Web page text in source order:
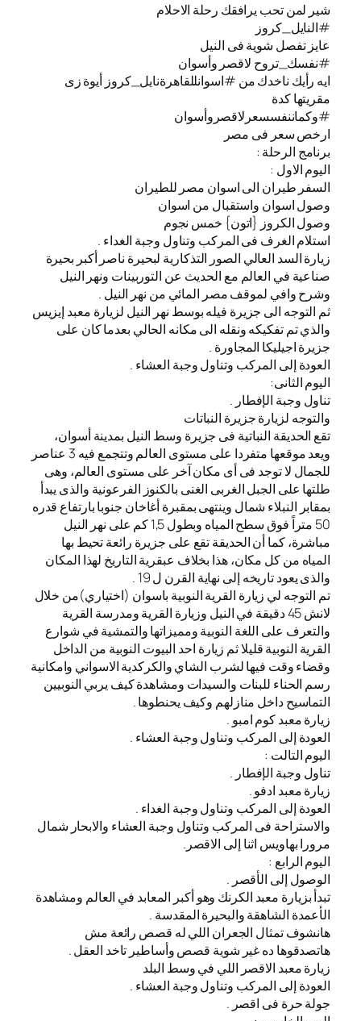
شير لمن تحب يرافقك رحلة الاحلام
#النايل_كروز
عايز تفصل شوية فى النيل
#نفسك_تروح لاقصر وأسوان
ايه رأيك ناخدك من #اسوانللقاهرةنايل_كروز أيوة زى
مقريتها كدة
#وكماننفسسعرلاقصروأسوان
ارخص سعر فى مصر
برنامج الرحلة :
اليوم الاول :
السفر طيران الى اسوان مصر للطيران
️وصول اسوان واستقبال من اسوان
️وصول الكروز {اتون} خمس نجوم
استلام الغرف فى المركب وتناول وجبة الغداء .
زيارة السد العالي الصور التذكارية لبحيرة ناصر أكبر بحيرة
صناعية في العالم مع الحديث عن التوربينات ونهر النيل
وشرح وافي لموقف مصر المائي من نهر النيل .
ثم التوجه الى جزيرة فيله بوسط نهر النيل لزيارة معبد إيزيس
والذي تم تفكيكه ونقله الى مكانه الحالي بعدما كان على
جزيرة اجيليكا المجاورة .
العودة إلى المركب وتناول وجبة العشاء .
اليوم الثانى:
تناول وجبة الإفطار .
والتوجه لزيارة جزيرة النباتات
تقع الحديقة النباتية فى جزيرة وسط النيل بمدينة أسوان،
ويعد موقعها متفردا على مستوى العالم وتتجمع فيه 3 عناصر
للجمال لا توجد فى أى مكان آخر على مستوى العالم، وهى
طلتها على الجبل الغربى الغنى بالكنوز الفرعونية والذى يبدأ
بمقابر النبلاء شمال وينتهى بمقبرة أغاخان جنوبا بارتفاع قدره
50 متراً فوق سطح المياه وبطول 1,5 كم على نهر النيل
مباشرة، كما أن الحديقة تقع على جزيرة رائعة تحيط بها
المياه من كل مكان، هذا بخلاف عبقرية التاريخ لهذا المكان
والذى يعود تاريخه إلى نهاية القرن ل 19 .
تم التوجه لي زيارة القرية النوبية باسوان (اختياري)من خلال
لانش 45 دقيقة في النيل وزيارة القرية ومدرسة القرية
والتعرف على اللغة النوبية ومميزاتها والتمشية في شوارع
القرية النوبية قليلا ثم زيارة احد البيوت النوبية من الداخل
وقضاء وقت فيها لشرب الشاي والكركدية الاسواني وامكانية
رسم الحناء للبنات والسيدات ومشاهدة كيف يربي النوبيين
التماسيح داخل منازلهم وكيف يحنطوها .
زيارة معبد كوم امبو .
العودة إلى المركب وتناول وجبة العشاء .
اليوم التالت :
تناول وجبة الإفطار .
زيارة معبد ادفو .
العودة إلى المركب وتناول وجبة الغداء .
والاستراحة فى المركب وتناول وجبة العشاء والابحار شمال
مرورا بهاويس اثنا إلى الاقصر.
اليوم الرابع :
الوصول إلى الأقصر .
تبدأ بزيارة معبد الكرنك وهو أكبر المعابد في العالم ومشاهدة
الأعمدة الشاهقة والبحيرة المقدسة .
هانشوف تمثال الجعران اللي له قصص رائعة مش
هاتصدقوها ده غير شوية قصص وأساطير تاخد العقل .
زيارة معبد الاقصر اللي في وسط البلد
العودة إلى المركب وتناول وجبة العشاء .
جولة حرة فى اقصر .